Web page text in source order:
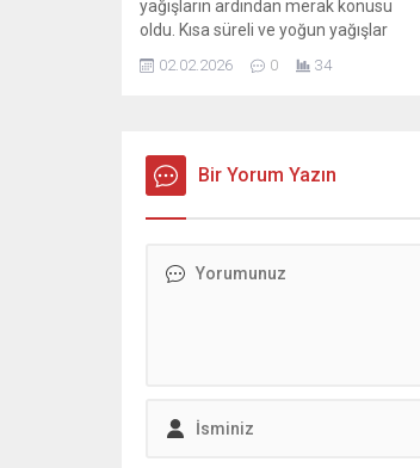
yağışların ardından merak konusu
oldu. Kısa süreli ve yoğun yağışlar
barajları doğrudan doldurmasa da
yer altı sularını besledi. Uzmanlar,
02.02.2026 0 34
Bir Yorum Yazın